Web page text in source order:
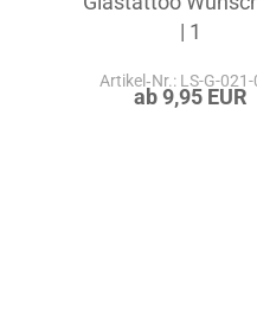
| 1
Artikel‑Nr.: LS-G-
ab 9,95 EUR